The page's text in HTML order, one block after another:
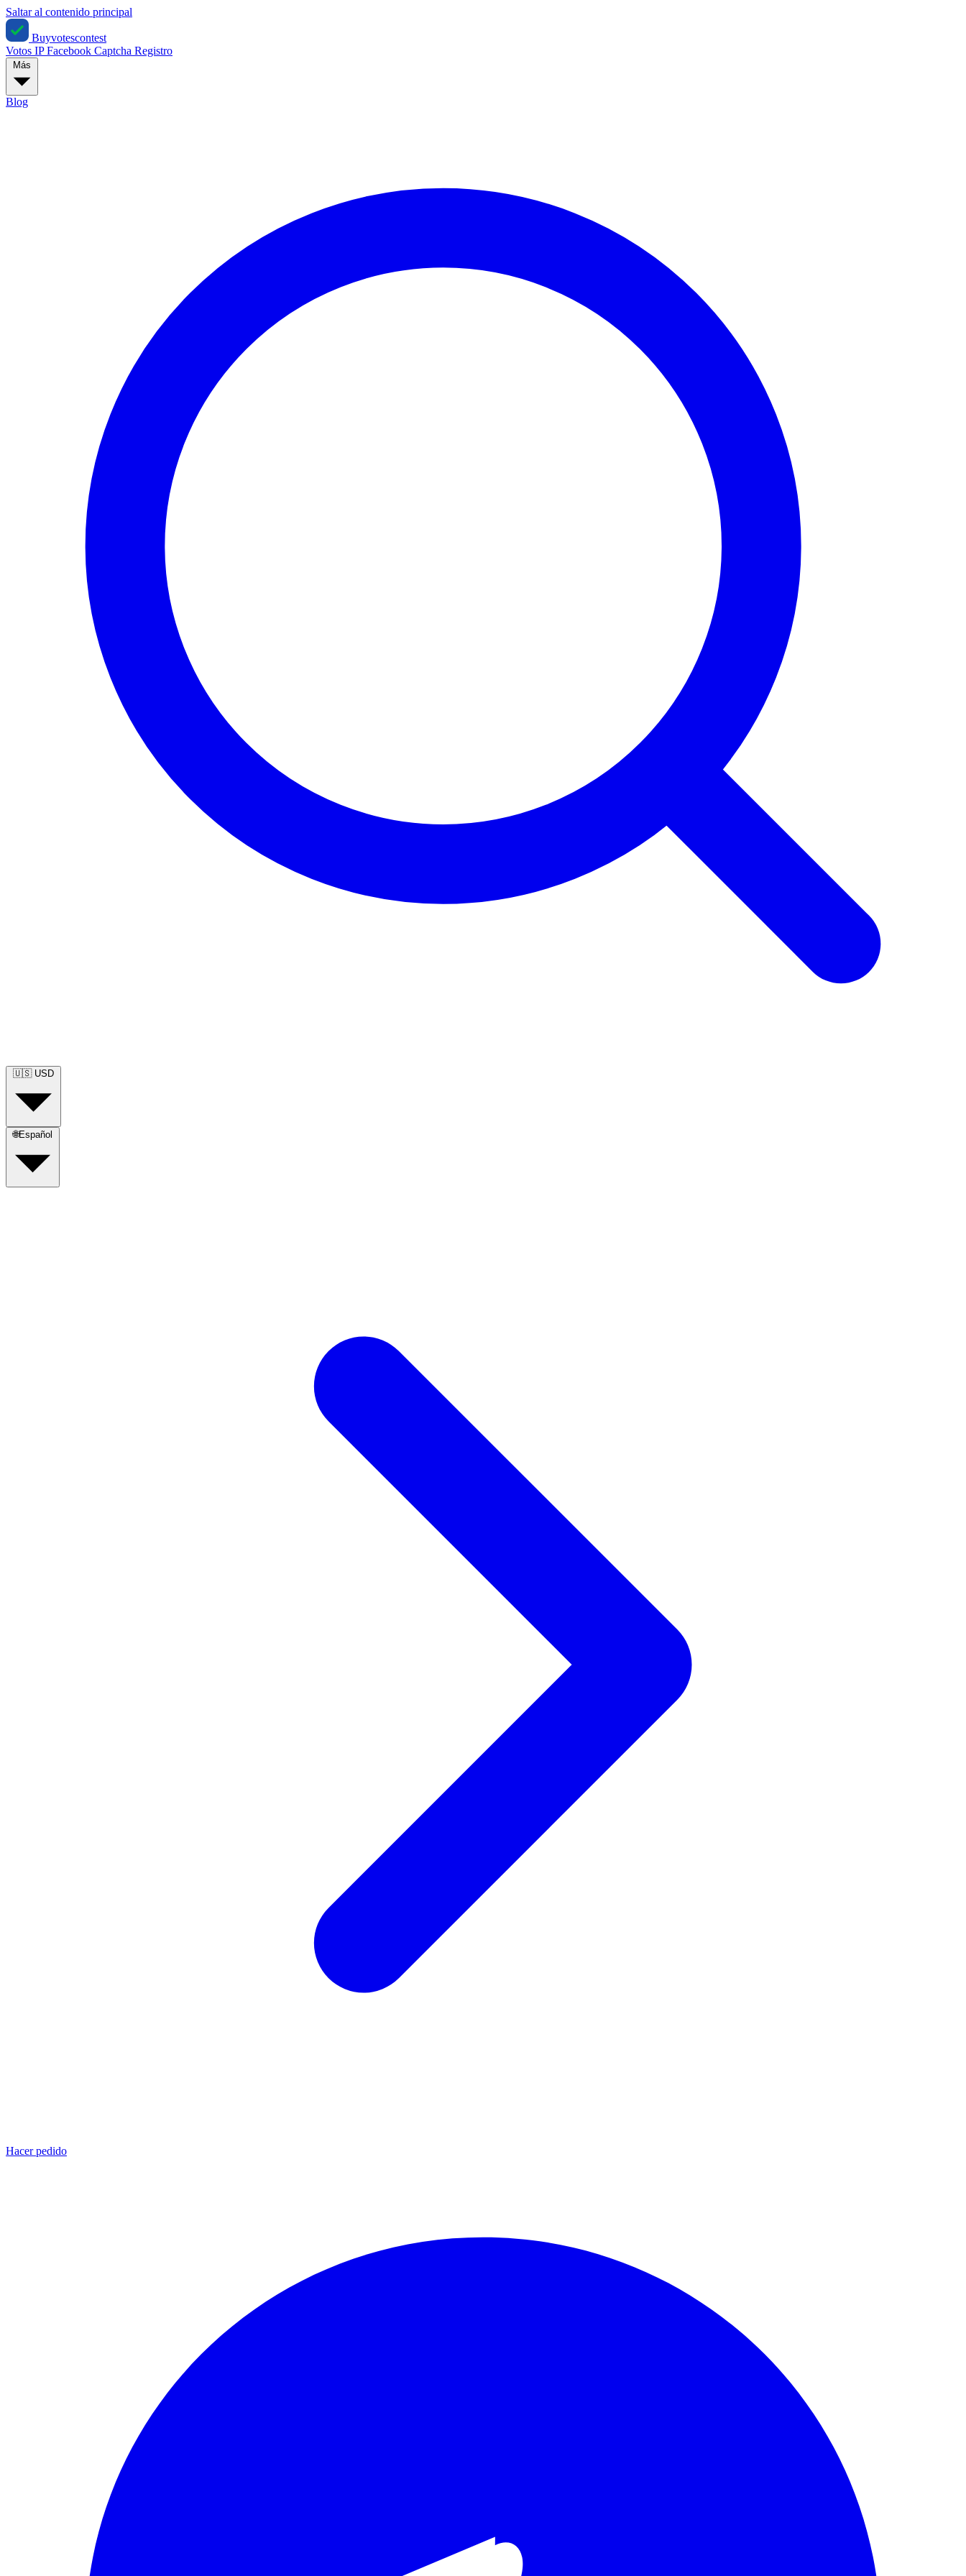
Saltar al contenido principal
Buyvotescontest
Votos IPFacebook Captcha Registro
Blog
🇺🇸 USD
🌐Español
Hacer pedido